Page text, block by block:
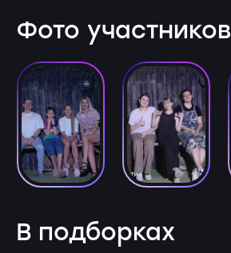
Фото участников
В подборках